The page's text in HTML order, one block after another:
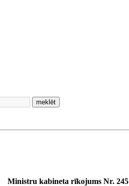
meklēt
Ministru kabineta rīkojums Nr. 245